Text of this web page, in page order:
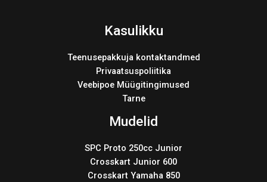
Kasulikku
Teenusepakkuja kontaktandmed
Privaatsuspoliitika
Veebipoe Müügitingimused
Tarne
Mudelid
SPC Proto 250cc Junior
Crosskart Junior 600
Crosskart Yamaha 850